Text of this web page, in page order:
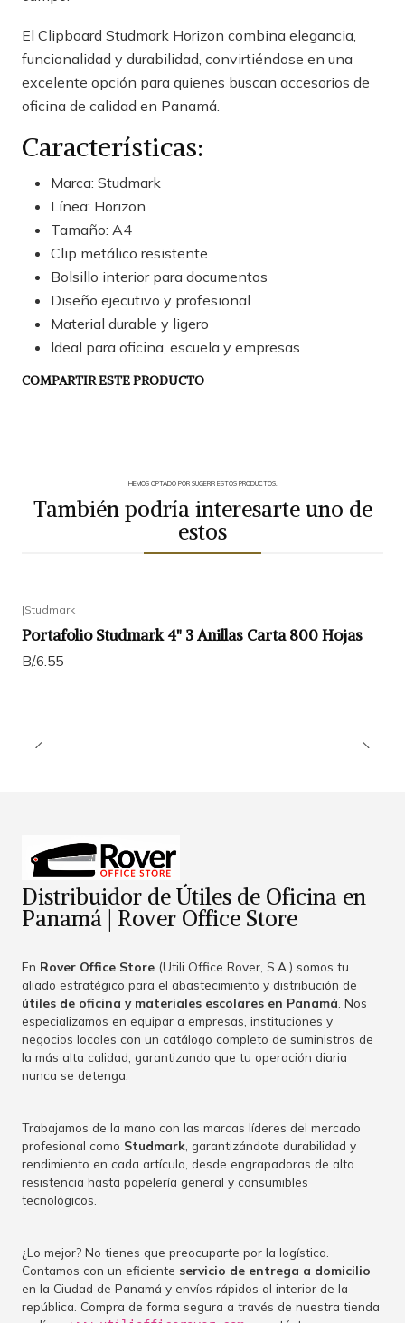
El Clipboard Studmark Horizon combina elegancia,
funcionalidad y durabilidad, convirtiéndose en una
excelente opción para quienes buscan accesorios de
oficina de calidad en Panamá.
Características:
Marca: Studmark
Línea: Horizon
Tamaño: A4
Clip metálico resistente
Bolsillo interior para documentos
Diseño ejecutivo y profesional
Material durable y ligero
Ideal para oficina, escuela y empresas
COMPARTIR ESTE PRODUCTO
HEMOS OPTADO POR SUGERIR ESTOS PRODUCTOS.
También podría interesarte uno de
estos
|Studmark
Portafolio Studmark 4" 3 Anillas Carta 800 Hojas
B/.6.55
Distribuidor de Útiles de Oficina en
Panamá | Rover Office Store
En Rover Office Store (Utili Office Rover, S.A.) somos tu
aliado estratégico para el abastecimiento y distribución de
útiles de oficina y materiales escolares en Panamá . Nos
especializamos en equipar a empresas, instituciones y
negocios locales con un catálogo completo de suministros de
la más alta calidad, garantizando que tu operación diaria
nunca se detenga.
Trabajamos de la mano con las marcas líderes del mercado
profesional como Studmark , garantizándote durabilidad y
rendimiento en cada artículo, desde engrapadoras de alta
resistencia hasta papelería general y consumibles
tecnológicos.
¿Lo mejor? No tienes que preocuparte por la logística.
Contamos con un eficiente servicio de entrega a domicilio
en la Ciudad de Panamá y envíos rápidos al interior de la
república. Compra de forma segura a través de nuestra tienda